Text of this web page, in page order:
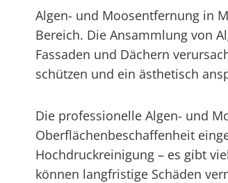
Algen- und Moosentfernung in
Bereich. Die Ansammlung von
Fassaden und Dächern
schützen und ein ästhetisch
Die professionelle Algen- und
Oberflächenbeschaffenheit
Hochdruckreinigung – es gibt
können langfristige Schäden